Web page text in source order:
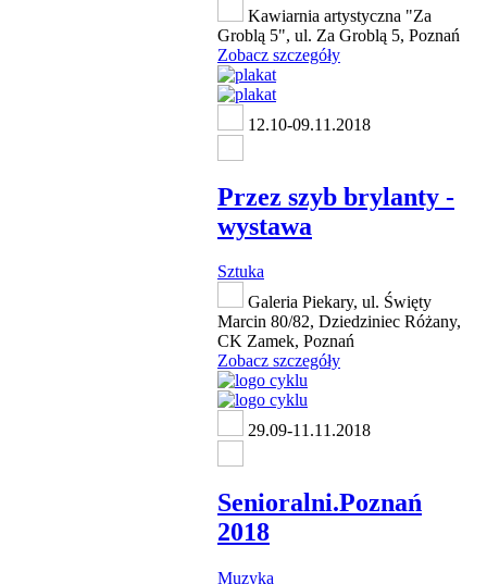
Kawiarnia artystyczna "Za
Groblą 5", ul. Za Groblą 5, Poznań
Zobacz szczegóły
12.10-09.11.2018
Przez szyb brylanty -
wystawa
Sztuka
Galeria Piekary, ul. Święty
Marcin 80/82, Dziedziniec Różany,
CK Zamek, Poznań
Zobacz szczegóły
29.09-11.11.2018
Senioralni.Poznań
2018
Muzyka